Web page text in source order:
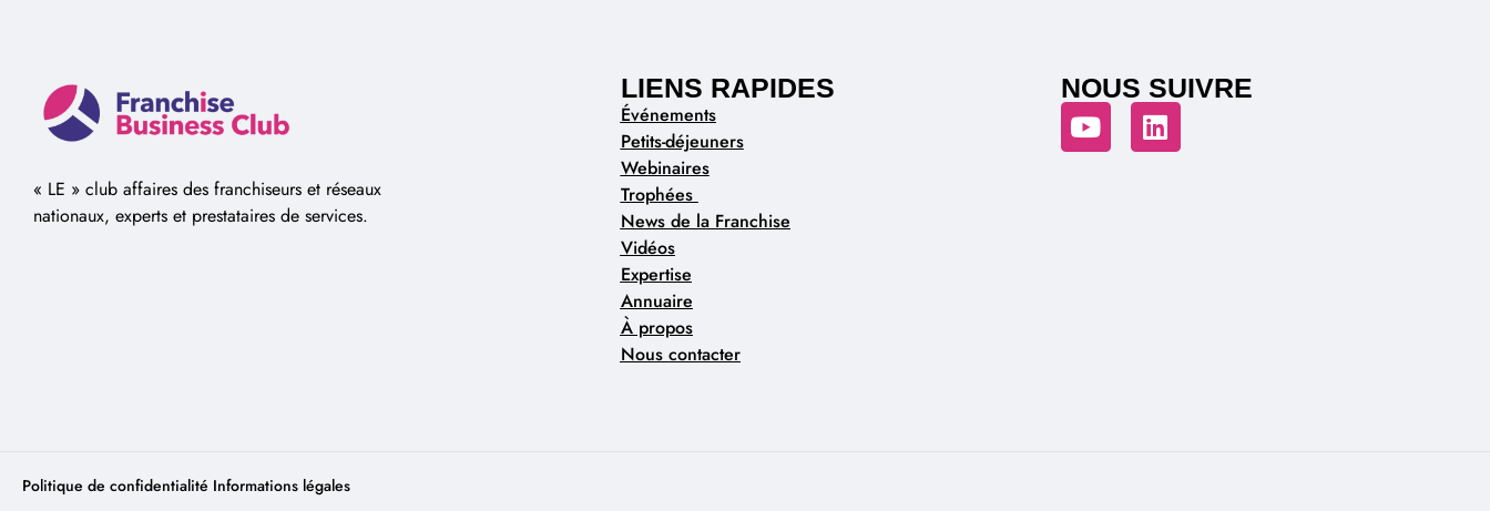
« LE » club affaires des franchiseurs et réseaux
nationaux, experts et prestataires de services.
LIENS RAPIDES
Événements
Petits-déjeuners
Webinaires
Trophées
News de la Franchise
Vidéos
Expertise
Annuaire
À propos
Nous contacter
NOUS SUIVRE
Politique de confidentialité Informations légales